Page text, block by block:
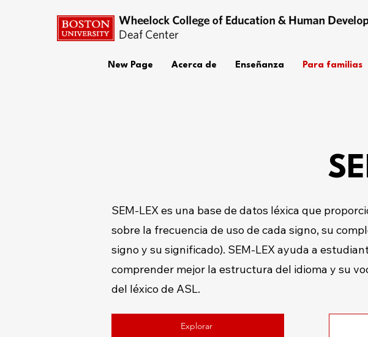
New Page Acerca de Enseñanza Para familias
SEM-LEX es una base de datos léxica que
sobre la frecuencia de uso de cada signo, su
signo y su significado). SEM-LEX ayuda a
comprender mejor la estructura del idioma y su
del léxico de ASL.
Explorar